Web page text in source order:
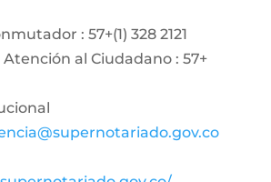
: 57+(1) 328 2121
al Ciudadano : 57+